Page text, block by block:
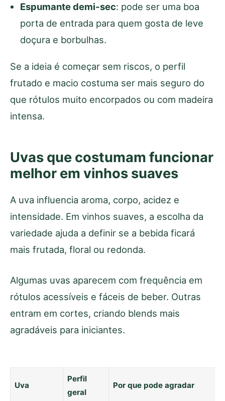
Espumante demi-sec: pode ser uma boa
porta de entrada para quem gosta de leve
doçura e borbulhas.
Se a ideia é começar sem riscos, o perfil
frutado e macio costuma ser mais seguro do
que rótulos muito encorpados ou com madeira
intensa.
Uvas que costumam funcionar
melhor em vinhos suaves
A uva influencia aroma, corpo, acidez e
intensidade. Em vinhos suaves, a escolha da
variedade ajuda a definir se a bebida ficará
mais frutada, floral ou redonda.
Algumas uvas aparecem com frequência em
rótulos acessíveis e fáceis de beber. Outras
entram em cortes, criando blends mais
agradáveis para iniciantes.
Uva
Perfil
geral
Por que pode agradar